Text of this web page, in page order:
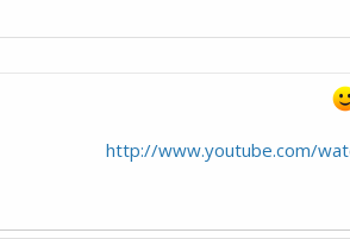
http://www.youtube.com/